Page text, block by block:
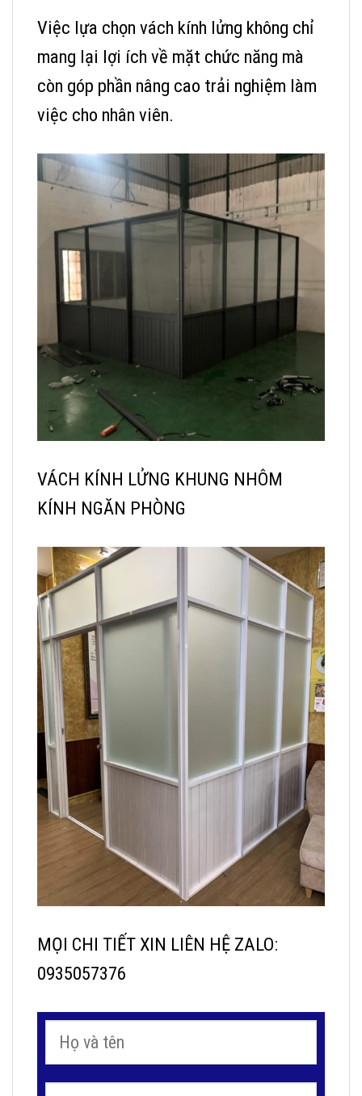
Việc lựa chọn vách kính lửng không chỉ
mang lại lợi ích về mặt chức năng mà
còn góp phần nâng cao trải nghiệm làm
việc cho nhân viên.
VÁCH KÍNH LỬNG KHUNG NHÔM
KÍNH NGĂN PHÒNG
MỌI CHI TIẾT XIN LIÊN HỆ ZALO:
0935057376